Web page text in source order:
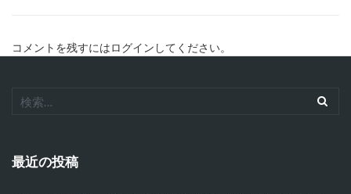
コメントを残すにはログインしてください。
最近の投稿